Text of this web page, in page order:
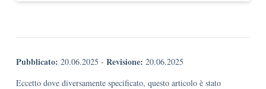
Pubblicato: 20.06.2025 - Revisione: 20.06.2025
Eccetto dove diversamente specificato, questo articolo è stato